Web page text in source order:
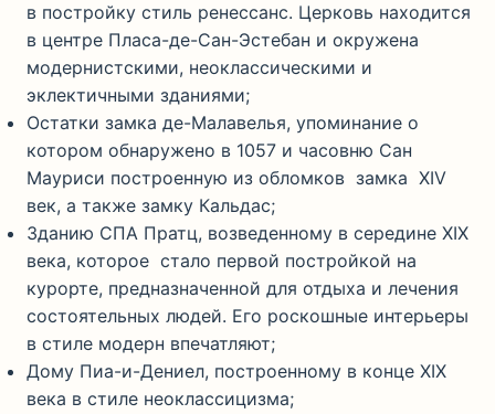
в постройку стиль ренессанс. Церковь находится
в центре Пласа-де-Сан-Эстебан и окружена
модернистскими, неоклассическими и
эклектичными зданиями;
Остатки замка де-Малавелья, упоминание о
котором обнаружено в 1057 и часовню Сан
Мауриси построенную из обломков замка XIV
век, а также замку Кальдас;
Зданию СПА Пратц, возведенному в середине XIX
века, которое стало первой постройкой на
курорте, предназначенной для отдыха и лечения
состоятельных людей. Его роскошные интерьеры
в стиле модерн впечатляют;
Дому Пиа-и-Дениел, построенному в конце XIX
века в стиле неоклассицизма;